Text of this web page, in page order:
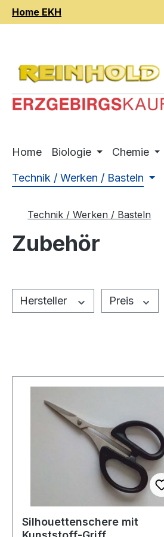
Hauptinhalt springen
Zur Suche springen
Zur Hauptnavigation springen
Home EKH
Home Biologie Chemie
Technik / Werken / Basteln
Technik / Werken / Basteln
Zubehör
Hersteller Preis
Silhouettenschere mit